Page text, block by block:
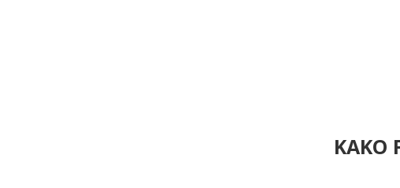
KAKO